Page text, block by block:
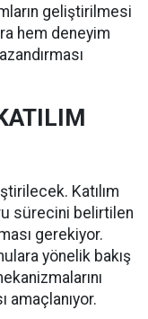
geliştirilmesi
hem deneyim
Katılım
sürecini belirtilen
gerekiyor.
yönelik bakış
amaçlanıyor.